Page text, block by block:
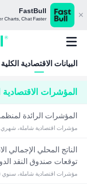
FastBull
Charts, Chat Faster！
البيانات الاقتصادية الكلية
المؤشرات الاقتصادية
المؤشرات الرائدة
مؤشرات اقتصادية شاملة، شهري (1976يناير ~
توقعات صندوق النقد
مؤشرات اقتصادية شاملة، سنوي (2030-